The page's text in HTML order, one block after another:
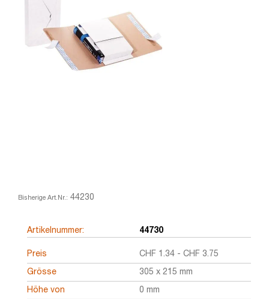
Bisherige Art.Nr.: 44230
Artikelnummer: 44730
Preis CHF 1.34- CHF 3.75
Grösse 305 x 215 mm
Höhe von 0 mm